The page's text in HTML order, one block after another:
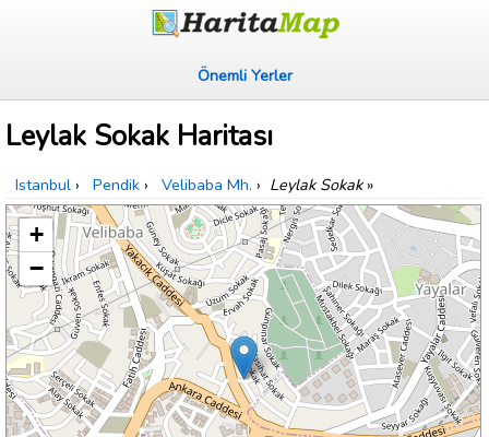
Önemli Yerler
Leylak Sokak Haritası
Istanbul › Pendik › Velibaba Mh. › Leylak Sokak»
+
−